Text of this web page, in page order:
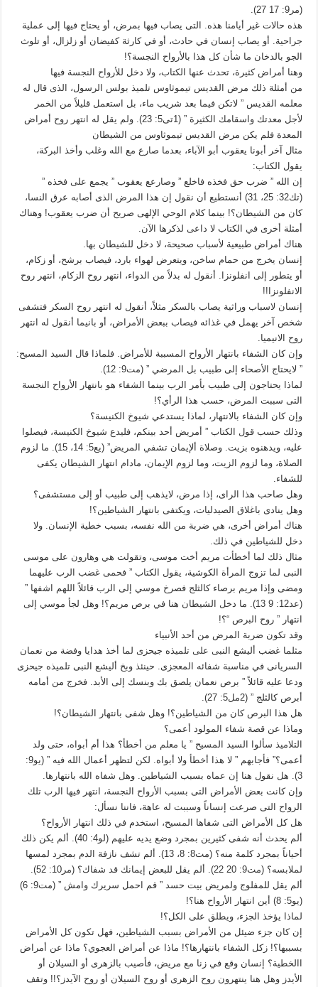
(مر9: 17 27).
هذه حالات غير أيامنا هذه. التى يصاب فيها بمرض، أو يحتاج فيها إلى عملية
جراحية. أو يصاب إنسان في حادث، أو في كارثة كفيضان أو زلزال، أو تلوث
الجو بالدخان ما شأن كل هذا بالأرواح النجسة؟!
وهنا أمراض كثيرة، تحدث عنها الكتاب، ولا دخل للأرواح النجسة فيها
من أمثلة ذلك مرض القديس تيموثاوس تلميذ بولس الرسول، الذى قال له
معلمه القديس ” لاتكن فيما بعد شريب ماء، بل استعمل قليلاً من الخمر
لأجل معدتك واسقامك الكثيرة ” (1تى5: 23). ولم يقل له انتهر روح أمراض
المعدة فلم يكن مرض القديس تيموثاوس من الشيطان
مثال آخر أبونا يعقوب أبو الآباء، بعدما صارع مع الله وغلب وأخذ البركة،
يقول الكتاب:
إن الله ” ضرب حق فخذه فاخلع ” وصارعع يعقوب ” يجمع على فخذه ”
(تك32: 25، 31) أنستطيع أن نقول إن هذا المرض الذى أصابه عرق النسا،
كان من الشيطان؟! بينما كلام الوحي الإلهى صريح أن ضرب يعقوب! وهناك
أمثلة أخرى في الكتاب لا داعى لذكرها الآن.
هناك أمراض طبيعية لأسباب صحيحة، لا دخل للشيطان بها.
إنسان يخرج من حمام ساخن، ويتعرض لهواء بارد، فيصاب برشح، أو زكام،
أو يتطور إلى انفلونزا. أنقول له بدلاً من الدواء، انتهر روح الزكام، انتهر روح
الانفلونزا!!
إنسان لاسباب وراثية يصاب بالسكر مثلاً، أنقول له انتهر روح السكر فتشفى
شخص آخر يهمل في غذائه فيصاب ببعض الأمراض، أو بانيما أنقول له انتهر
روح الانيميا.
وإن كان الشفاء بانتهار الأرواح المسببة للأمراض. فلماذا قال السيد المسيح:
” لايحتاج الأصحاء إلى طبيب بل المرضي ” (مت9: 12).
لماذا يحتاجون إلى طبيب بأمر الرب بينما الشفاء هو بانتهار الأرواح النجسة
التى سببت المرض، حسب هذا الرأي؟!
وإن كان الشفاء بالانتهار، لماذا يستدعي شيوخ الكنيسة؟
وذلك حسب قول الكتاب ” أمريض أحد بينكم، فليدع شيوخ الكنيسة، فيصلوا
عليه، ويدهنوه بزيت. وصلاة ألإيمان تشفي المريض” (يع5: 14، 15). ما لزوم
الصلاة، وما لزوم الزيت، وما لزوم الإيمان، مادام انتهار الشيطان يكفى
للشفاء.
وهل صاحب هذا الراى، إذا مرض، لايذهب إلى طبيب أو إلى مستشفى؟
وهل ينادى باغلاق الصيدليات، ويكتفى بانتهار الشياطين؟!
هناك أمراض أخرى، هي ضربة من الله نفسه، بسبب خطية الإنسان. ولا
دخل للشياطين في ذلك.
مثال ذلك لما أخطأت مريم أخت موسى، وتقولت هي وهارون على موسى
النبى لما تزوج المرأة الكوشية، يقول الكتاب ” فحمى غضب الرب عليهما
ومضى وإذا مريم برصاء كالثلج فصرخ موسي إلى الرب قائلاً اللهم اشفها ”
(عد12: 9 13). ما دخل الشيطان هنا في برص مريم؟! وهل لجأ موسي إلى
انتهار ” روح البرص “؟!
وقد تكون ضربة المرض من أحد الأنبياء
مثلما غضب أليشع النبى على تلميذه جيحزى لما أخذ هدايا وفضة من نعمان
السريانى في مناسبة شفائه المعجزى. حينئذ وبخ أليشع النبى تلميذه جيحزى
ودعا عليه قائلاً ” برص نعمان يلصق بك وبنسك إلى الأبد. فخرج من أمامه
أبرص كالثلج ” (2مل5: 27).
هل هذا البرص كان من الشياطين؟! وهل شفى بانتهار الشيطان؟!
وماذا عن قصة شفاء المولود أعمى؟
التلاميذ سألوا السيد المسيح ” يا معلم من أخطأ؟ هذا أم أبواه، حتى ولد
أعمى؟” فأجابهم ” لا هذا أخطأ ولا أبواه. لكن لتظهر أعمال الله فيه ” (يو9:
3). هل نقول هنا إن عماه بسبب الشياطين. وهل شفاه الله بانتهارها.
وإن كانت بعض الأمراض التى بسبب الأرواح النجسة، انتهر فيها الرب تلك
الرواح التى صرعت إنساناً وسببت له عاهة، فاننا نسأل:
هل كل الأمراض التى شفاها المسيح، استخدم في ذلك انتهار الأرواح؟
ألم يحدث أنه شفى كثيرين بمجرد وضع يديه عليهم (لو4: 40). ألم يكن ذلك
أحياناً بمجرد كلمة منه؟ (مت8: 8، 13). ألم تشف نازفة الدم بمجرد لمسها
لملابسه؟ (مت9: 20 22). ألم يقل للبعض إيمانك قد شفاك؟ (مر10: 52).
ألم يقل للمفلوج ولمريض بيت حسد ” قم احمل سريرك وامش ” (مت9: 6)
(يو5: 8) أين انتهار الأرواح هنا؟!
لماذا يؤخذ الجزء، ويطلق على الكل؟!
إن كان جزء ضيئل من الأمراض بسبب الشياطين، فهل تكون كل الأمراض
بسببها؟! زكل الشفاء بانتهارها؟! ماذا عن أمراض العجوي؟ ماذا عن أمراض
االخطية؟ إنسان وقع في زنا مع مريض، فأصيب بالزهرى أو السيلان أو
الأيدز وهل هنا ينتهرون روح الزهرى أو روح السيلان أو روح الآيدز؟!! وتقف